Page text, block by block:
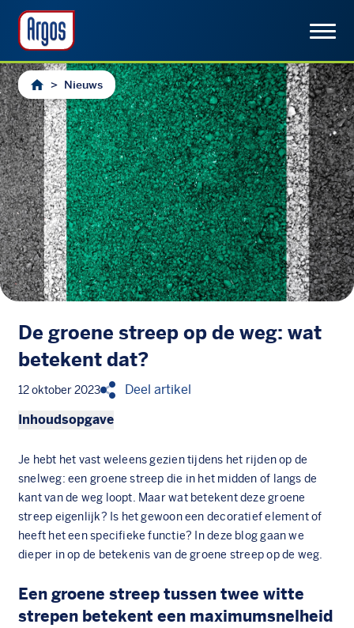
> Nieuws
De groene streep op de weg: wat
betekent dat?
12 oktober 2023
Deel artikel
Inhoudsopgave
Je hebt het vast weleens gezien tijdens het rijden op de
snelweg: een groene streep die in het midden of langs de
kant van de weg loopt. Maar wat betekent deze groene
streep eigenlijk? Is het gewoon een decoratief element of
heeft het een specifieke functie? In deze blog gaan we
dieper in op de betekenis van de groene streep op de weg.
Een groene streep tussen twee witte
strepen betekent een maximumsnelheid